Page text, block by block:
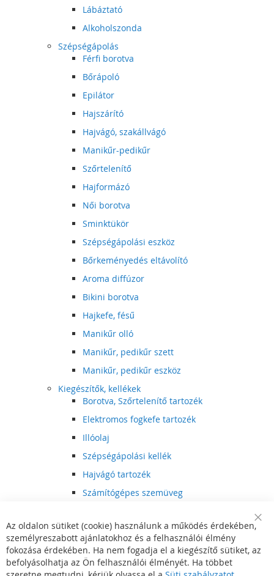
Lábáztató
Alkoholszonda
Szépségápolás
Férfi borotva
Bőrápoló
Epilátor
Hajszárító
Hajvágó, szakállvágó
Manikűr-pedikűr
Szőrtelenítő
Hajformázó
Női borotva
Sminktükör
Szépségápolási eszköz
Bőrkeményedés eltávolító
Aroma diffúzor
Bikini borotva
Hajkefe, fésű
Manikűr olló
Manikűr, pedikűr szett
Manikűr, pedikűr eszköz
Kiegészítők, kellékek
Borotva, Szőrtelenítő tartozék
Elektromos fogkefe tartozék
Illóolaj
Szépségápolási kellék
Hajvágó tartozék
Számítógépes szemüveg
Hajvágó kiegészítő
Szórakoztató elektronika
Multimédia
DVD, BluRay lejátszó
Bar
Az oldalon sütiket (cookie) használunk a működés érdekében,
személyreszabott ajánlatokhoz és a felhasználói élmény
fokozása érdekében. Ha nem fogadja el a kiegészítő sütiket, az
befolyásolhatja az Ön felhasználói élményét. Ha többet